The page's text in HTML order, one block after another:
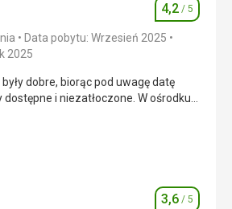
Ocena
4,2 / 5
Data pobytu: Wrzesień 2025
2025
dobre, biorąc pod uwagę datę
dostępne i niezatłoczone. W ośrodku
dobre, biorąc pod uwagę datę
4,0/ 5
Ocena
3,6 / 5